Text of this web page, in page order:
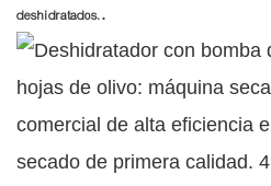
deshidratados..